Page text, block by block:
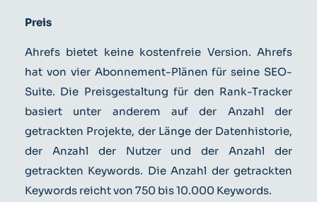
Preis
Ahrefs bietet keine kostenfreie Version. Ahrefs
hat von vier Abonnement-Plänen für seine SEO-
Suite. Die Preisgestaltung für den Rank-Tracker
basiert unter anderem auf der Anzahl der
getrackten Projekte, der Länge der Datenhistorie,
der Anzahl der Nutzer und der Anzahl der
getrackten Keywords. Die Anzahl der getrackten
Keywords reicht von 750 bis 10.000 Keywords.